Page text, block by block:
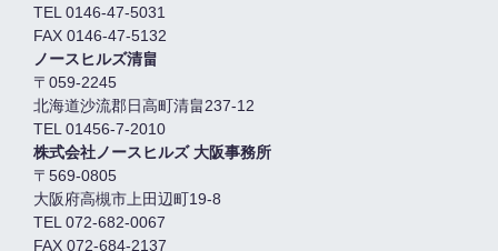
TEL 0146-47-5031
FAX 0146-47-5132
ノースヒルズ清畠
〒059-2245
北海道沙流郡日高町清畠237-12
TEL 01456-7-2010
株式会社ノースヒルズ 大阪事務所
〒569-0805
大阪府高槻市上田辺町19-8
TEL 072-682-0067
FAX 072-684-2137